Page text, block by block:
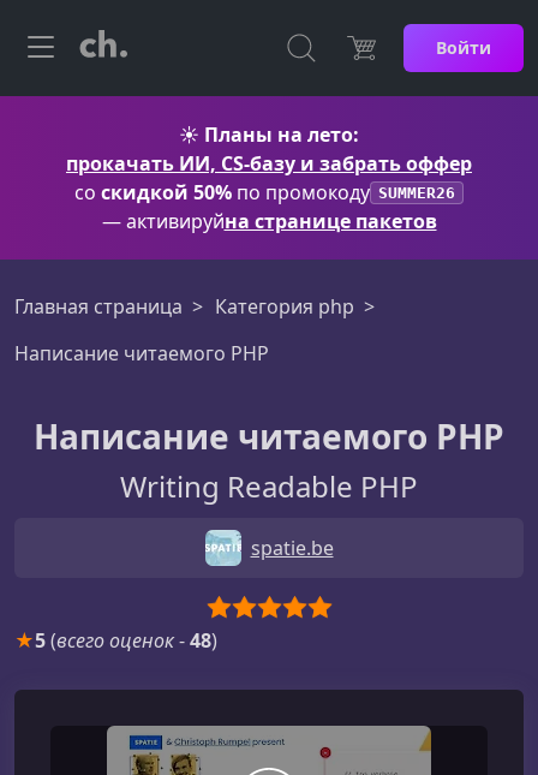
Войти
☀️ Планы на лето:
прокачать ИИ, CS-базу и забрать оффер
со скидкой 50% по промокоду SUMMER26
— активируйна странице пакетов
Главная страница
Категория php
Написание читаемого PHP
Написание читаемого PHP
Writing Readable PHP
spatie.be
★5(всего оценок-48)